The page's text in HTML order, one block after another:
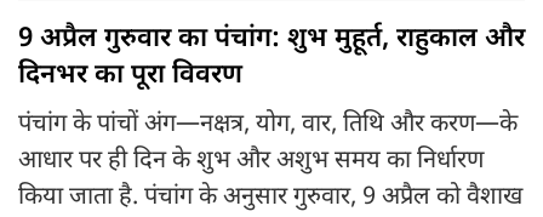
9 अप्रैल गुरुवार का पंचांग: शुभ मुहूर्त, राहुकाल और
दिनभर का पूरा विवरण
पंचांग के पांचों अंग—नक्षत्र, योग, वार, तिथि और करण—के
आधार पर ही दिन के शुभ और अशुभ समय का निर्धारण
किया जाता है. पंचांग के अनुसार गुरुवार, 9 अप्रैल को वैशाख